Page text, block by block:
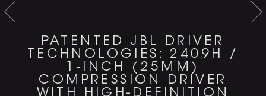
PATENTED JBL DRIVER
TECHNOLOGIES: 2409H /
1-INCH (25MM)
COMPRESSION DRIVER